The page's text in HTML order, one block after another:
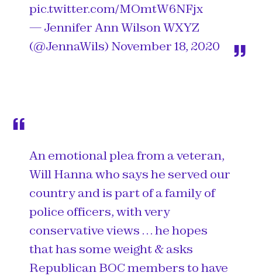
pic.twitter.com/MOmtW6NFjx
— Jennifer Ann Wilson WXYZ
(@JennaWils) November 18, 2020
An emotional plea from a veteran,
Will Hanna who says he served our
country and is part of a family of
police officers, with very
conservative views … he hopes
that has some weight & asks
Republican BOC members to have